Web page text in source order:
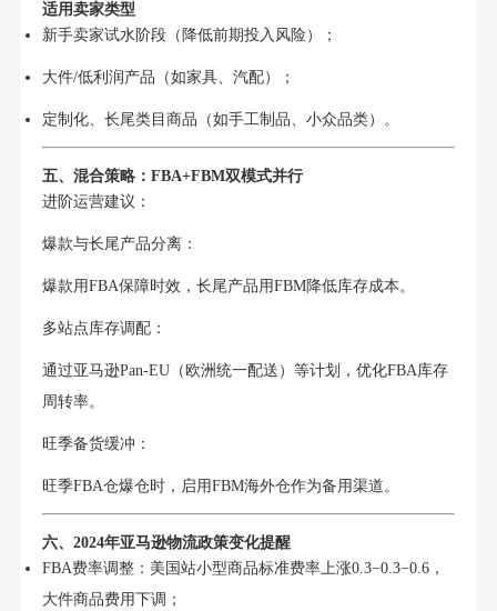
适用卖家类型
新手卖家试水阶段（降低前期投入风险）；
大件/低利润产品（如家具、汽配）；
定制化、长尾类目商品（如手工制品、小众品类）。
五、混合策略：FBA+FBM双模式并行
进阶运营建议：
爆款与长尾产品分离：
爆款用FBA保障时效，长尾产品用FBM降低库存成本。
多站点库存调配：
通过亚马逊Pan-EU（欧洲统一配送）等计划，优化FBA库存
周转率。
旺季备货缓冲：
旺季FBA仓爆仓时，启用FBM海外仓作为备用渠道。
六、2024年亚马逊物流政策变化提醒
FBA费率调整：美国站小型商品标准费率上涨0.3−0.3−0.6，
大件商品费用下调；